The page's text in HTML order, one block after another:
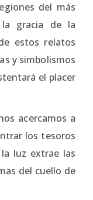
del más
gracia de la
estos relatos
y simbolismos
el placer
acercamos a
los tesoros
luz extrae las
del cuello de